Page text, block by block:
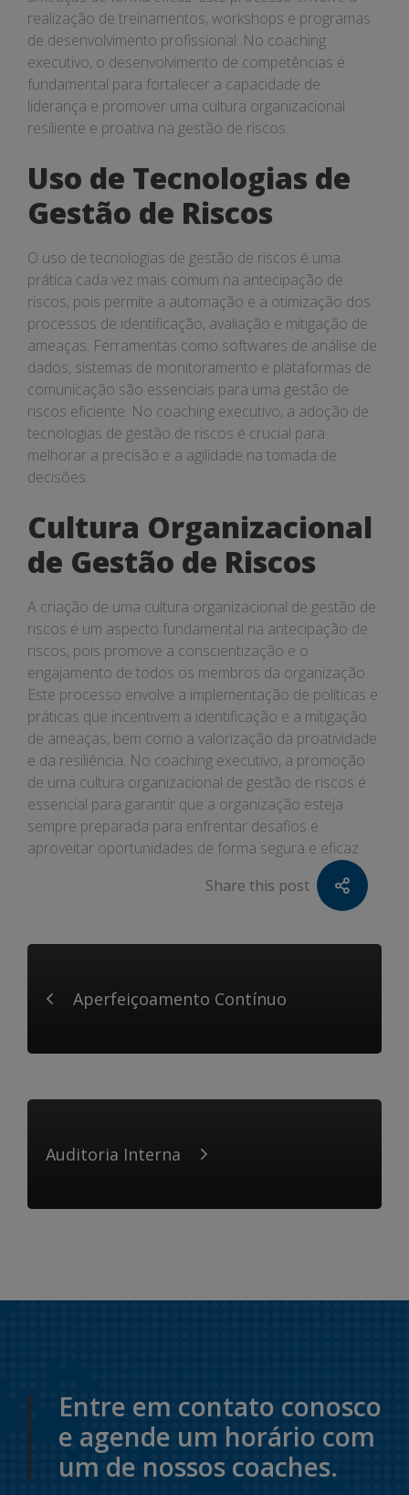
realização de treinamentos, workshops e programas
de desenvolvimento profissional. No coaching
executivo, o desenvolvimento de competências é
fundamental para fortalecer a capacidade de
liderança e promover uma cultura organizacional
resiliente e proativa na gestão de riscos.
Uso de Tecnologias de
Gestão de Riscos
O uso de tecnologias de gestão de riscos é uma
prática cada vez mais comum na antecipação de
riscos, pois permite a automação e a otimização dos
processos de identificação, avaliação e mitigação de
ameaças. Ferramentas como softwares de análise de
dados, sistemas de monitoramento e plataformas de
comunicação são essenciais para uma gestão de
riscos eficiente. No coaching executivo, a adoção de
tecnologias de gestão de riscos é crucial para
melhorar a precisão e a agilidade na tomada de
decisões.
Cultura Organizacional
de Gestão de Riscos
A criação de uma cultura organizacional de gestão de
riscos é um aspecto fundamental na antecipação de
riscos, pois promove a conscientização e o
engajamento de todos os membros da organização.
Este processo envolve a implementação de políticas e
práticas que incentivem a identificação e a mitigação
de ameaças, bem como a valorização da proatividade
e da resiliência. No coaching executivo, a promoção
de uma cultura organizacional de gestão de riscos é
essencial para garantir que a organização esteja
sempre preparada para enfrentar desafios e
aproveitar oportunidades de forma segura e eficaz.
Share this post
Aperfeiçoamento Contínuo
Auditoria Interna
Entre em contato conosco
e agende um horário com
um de nossos coaches.